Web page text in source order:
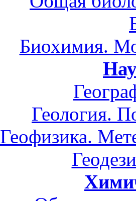
Биохимия.
Геология.
Геофизика.